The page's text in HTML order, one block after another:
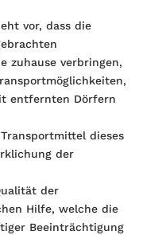
vor, dass die
zuhause verbringen,
entfernten Dörfern
dieses
der
der
Hilfe, welche die
Beeinträchtigung